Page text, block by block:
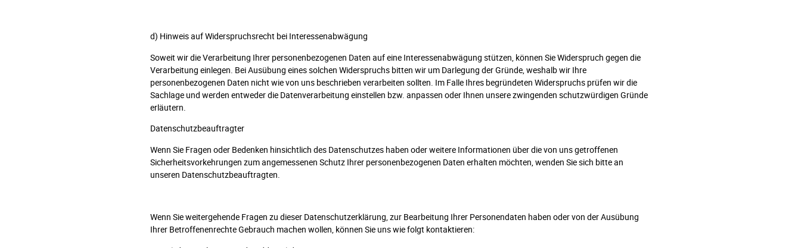
d) Hinweis auf Widerspruchsrecht bei Interessenabwägung
Soweit wir die Verarbeitung Ihrer personenbezogenen Daten auf eine Interessenabwägung stützen, können Sie Widerspruch gegen die
Verarbeitung einlegen. Bei Ausübung eines solchen Widerspruchs bitten wir um Darlegung der Gründe, weshalb wir Ihre
personenbezogenen Daten nicht wie von uns beschrieben verarbeiten sollten. Im Falle Ihres begründeten Widerspruchs prüfen wir die
Sachlage und werden entweder die Datenverarbeitung einstellen bzw. anpassen oder Ihnen unsere zwingenden schutzwürdigen Gründe
erläutern.
Datenschutzbeauftragter
Wenn Sie Fragen oder Bedenken hinsichtlich des Datenschutzes haben oder weitere Informationen über die von uns getroffenen
Sicherheitsvorkehrungen zum angemessenen Schutz Ihrer personenbezogenen Daten erhalten möchten, wenden Sie sich bitte an
unseren Datenschutzbeauftragten.
Wenn Sie weitergehende Fragen zu dieser Datenschutzerklärung, zur Bearbeitung Ihrer Personendaten haben oder von der Ausübung
Ihrer Betroffenenrechte Gebrauch machen wollen, können Sie uns wie folgt kontaktieren: